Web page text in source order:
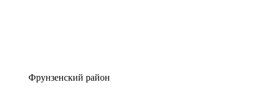
Фрунзенский район